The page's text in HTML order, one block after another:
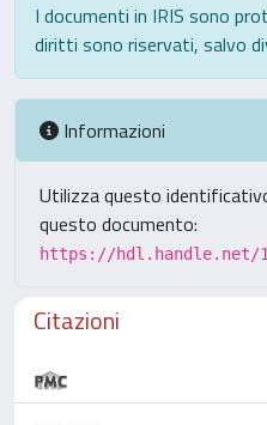
I documenti in IRIS sono
diritti sono riservati, salvo
Informazioni
Utilizza questo
questo documento:
https://hdl.handle.net/
Citazioni